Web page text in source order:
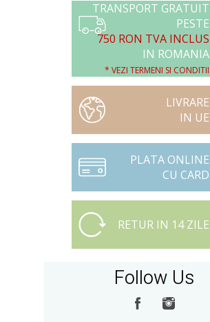
TRANSPORT GRATUIT
PESTE
750 RON TVA INCLUS
IN ROMANIA
* VEZI TERMENI SI CONDITII
LIVRARE
IN UE
PLATA ONLINE
CU CARD
RETUR IN 14 ZILE
Follow Us